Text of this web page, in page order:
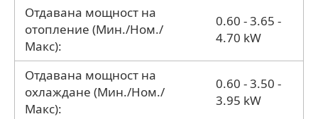
Отдавана мощност на
отопление (Мин./Ном./
Макс):
0.60 - 3.65 -
4.70 kW
Отдавана мощност на
охлаждане (Мин./Ном./
Макс):
0.60 - 3.50 -
3.95 kW